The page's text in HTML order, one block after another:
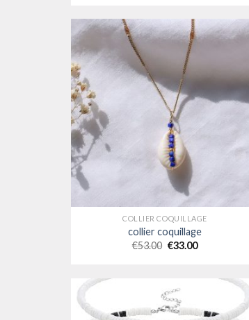
COLLIER COQUILLAGE
collier coquillage
€53.00 €33.00